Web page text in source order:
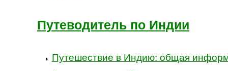
Путеводитель по Индии
Путешествие в Индию: общая